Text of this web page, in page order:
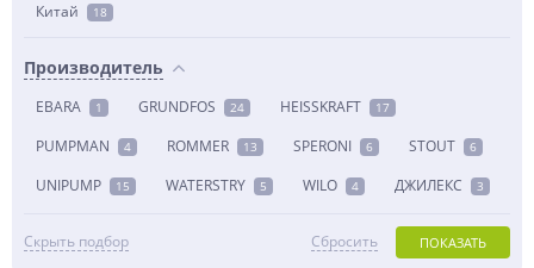
Китай 18
Производитель
EBARA 1 GRUNDFOS 24 HEISSKRAFT 17
PUMPMAN 4 ROMMER 13 SPERONI 6 STOUT 6
UNIPUMP 15 WATERSTRY 5 WILO 4 ДЖИЛЕКС 3
Скрыть подбор ПОКАЗАТЬ
Сбросить